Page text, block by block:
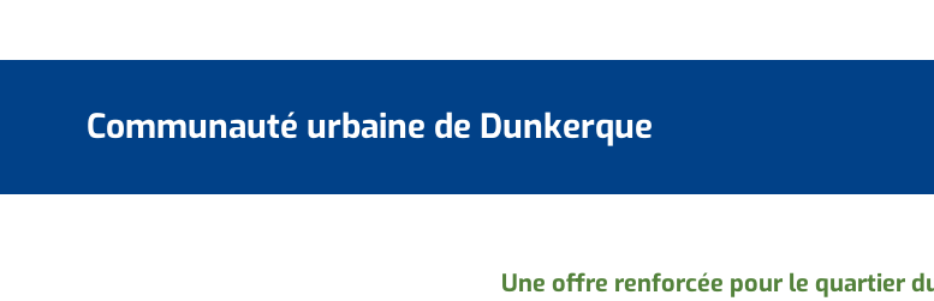
Communauté urbaine de Dunkerque
Une offre renforcée pour le quartier